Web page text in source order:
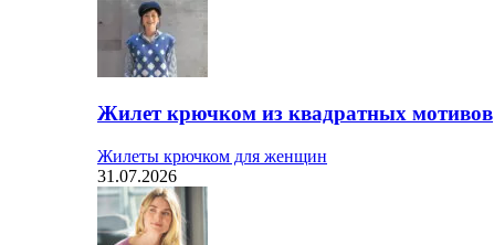
Жилет крючком из квадратных мотивов
Жилеты крючком для женщин
31.07.2026